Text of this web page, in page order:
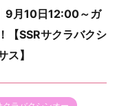
9月10日12:00～ガ
【SSRサクラバクシ
ス】